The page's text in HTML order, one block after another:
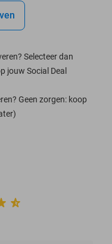
Selecteer dan
jouw Social Deal
Geen zorgen: koop